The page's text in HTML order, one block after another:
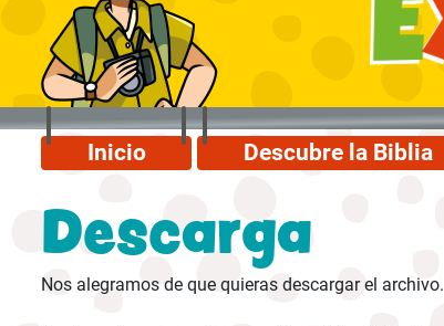
Inicio Descubre la Biblia
Descarga
Nos alegramos de que quieras descargar el archivo.